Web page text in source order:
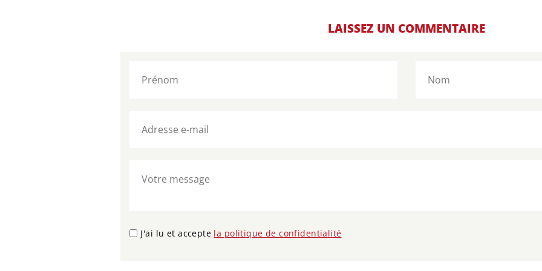
LAISSEZ UN COMMENTAIRE
J'ai lu et accepte la politique de confidentialité